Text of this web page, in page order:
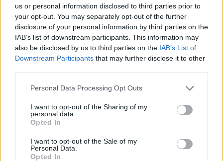
us or personal information disclosed to third parties prior to
your opt-out. You may separately opt-out of the further
disclosure of your personal information by third parties on the
IAB’s list of downstream participants. This information may
also be disclosed by us to third parties on the IAB’s List of
Downstream Participants that may further disclose it to other
Please note that this website/app uses one or more Google
not limited to your visit or usage behaviour. You may click to
grant or deny consent to Google and its third-party tags to
use your data for below specified purposes in below Google
consent section.
Personal Data Processing Opt Outs
I want to opt-out of the Sharing of my
personal data.
Opted In
I want to opt-out of the Sale of my
Personal Data.
Opted In